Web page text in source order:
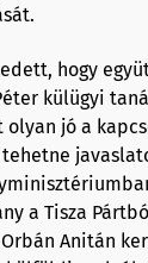
hogy
külügyi
olyan jó a
a Tisza
Anitán